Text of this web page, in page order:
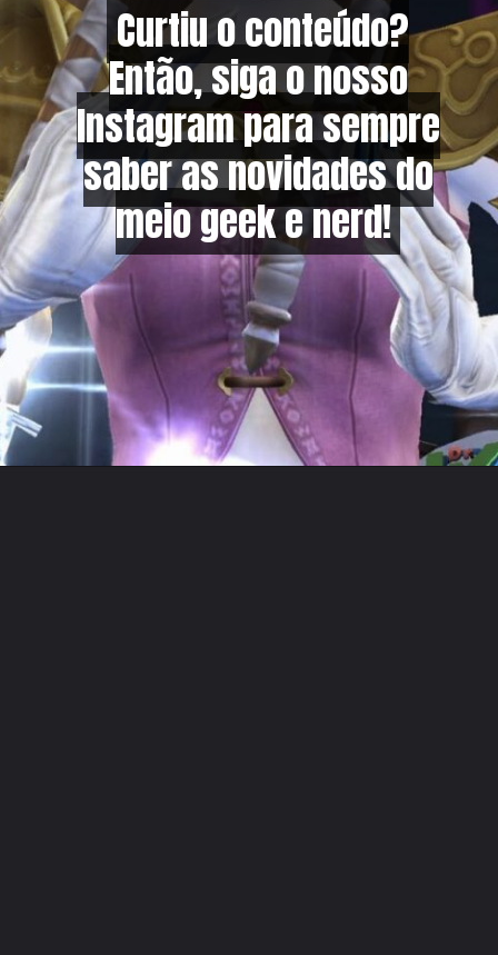
Curtiu o conteúdo?
Então, siga o nosso
Instagram para sempre
saber as novidades do
meio geek e nerd!
Curtiu o conteúdo?
Então, siga o nosso
Instagram para sempre
saber as novidades do
meio geek e nerd!